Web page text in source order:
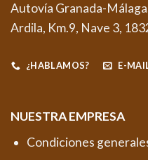
Autovía Granada-
Ardila, Km.9, Nave 3,
¿HABLAMOS? E-
NUESTRA EMPRESA
Condiciones